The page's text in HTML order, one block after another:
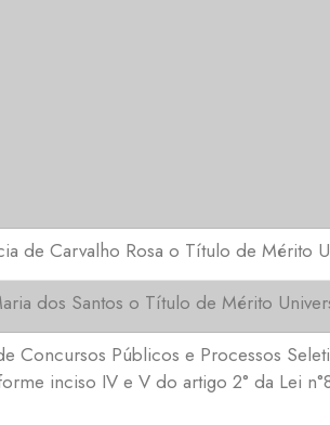
de Carvalho Rosa o Título de Mérito
dos Santos o Título de Mérito
Concursos Públicos e Processos
inciso IV e V do artigo 2° da Lei